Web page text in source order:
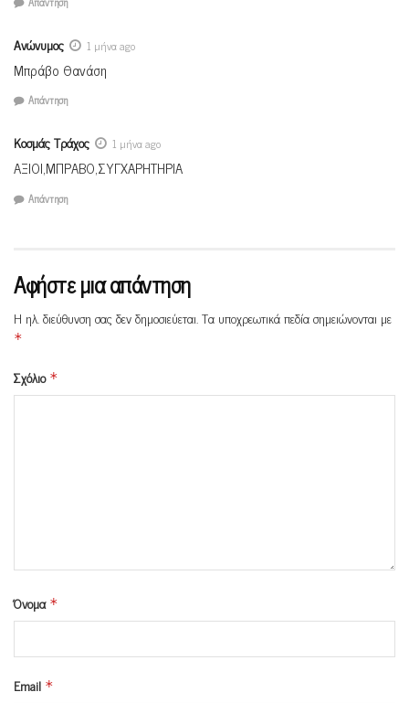
Ανώνυμος 1 μήνα ago
Μπράβο Θανάση
Απάντηση
Κοσμάς Τράχος 1 μήνα ago
ΑΞΙΟΙ,ΜΠΡΑΒΟ,ΣΥΓΧΑΡΗΤΗΡΙΑ
Απάντηση
Αφήστε μια απάντηση
Η ηλ. διεύθυνση σας δεν δημοσιεύεται. Τα υποχρεωτικά πεδία σημειώνονται με
*
Σχόλιο *
Όνομα *
Email *